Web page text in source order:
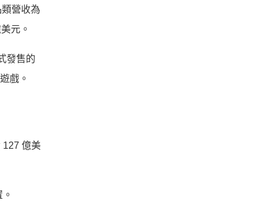
營收為
元。
發售的
戲。
127 億美